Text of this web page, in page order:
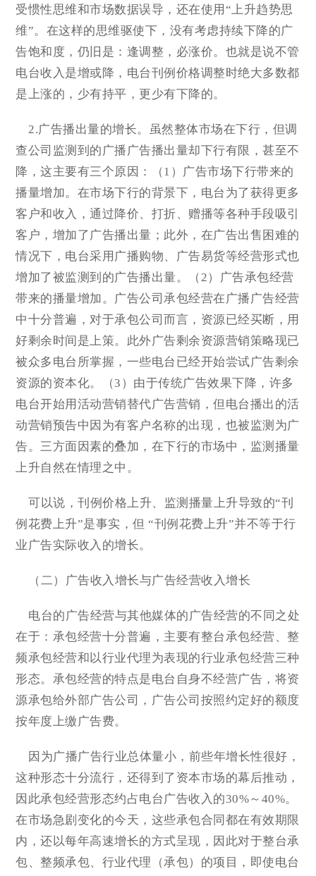
受惯性思维和市场数据误导，还在使用“上升趋势思
维”。在这样的思维驱使下，没有考虑持续下降的广
告饱和度，仍旧是：逢调整，必涨价。也就是说不管
电台收入是增或降，电台刊例价格调整时绝大多数都
是上涨的，少有持平，更少有下降的。
2.广告播出量的增长。虽然整体市场在下行，但调
查公司监测到的广播广告播出量却下行有限，甚至不
降，这主要有三个原因：（1）广告市场下行带来的
播量增加。在市场下行的背景下，电台为了获得更多
客户和收入，通过降价、打折、赠播等各种手段吸引
客户，增加了广告播出量；此外，在广告出售困难的
情况下，电台采用广播购物、广告易货等经营形式也
增加了被监测到的广告播出量。（2）广告承包经营
带来的播量增加。广告公司承包经营在广播广告经营
中十分普遍，对于承包公司而言，资源已经买断，用
好剩余时间是上策。此外广告剩余资源营销策略现已
被众多电台所掌握，一些电台已经开始尝试广告剩余
资源的资本化。（3）由于传统广告效果下降，许多
电台开始用活动营销替代广告营销，但电台播出的活
动营销预告中因为有客户名称的出现，也被监测为广
告。三方面因素的叠加，在下行的市场中，监测播量
上升自然在情理之中。
可以说，刊例价格上升、监测播量上升导致的“刊
例花费上升”是事实，但 “刊例花费上升”并不等于行
业广告实际收入的增长。
（二）广告收入增长与广告经营收入增长
电台的广告经营与其他媒体的广告经营的不同之处
在于：承包经营十分普遍，主要有整台承包经营、整
频承包经营和以行业代理为表现的行业承包经营三种
形态。承包经营的特点是电台自身不经营广告，将资
源承包给外部广告公司，广告公司按照约定好的额度
按年度上缴广告费。
因为广播广告行业总体量小，前些年增长性很好，
这种形态十分流行，还得到了资本市场的幕后推动，
因此承包经营形态约占电台广告收入的30%～40%。
在市场急剧变化的今天，这些承包合同都在有效期限
内，还以每年高速增长的方式呈现，因此对于整台承
包、整频承包、行业代理（承包）的项目，即使电台